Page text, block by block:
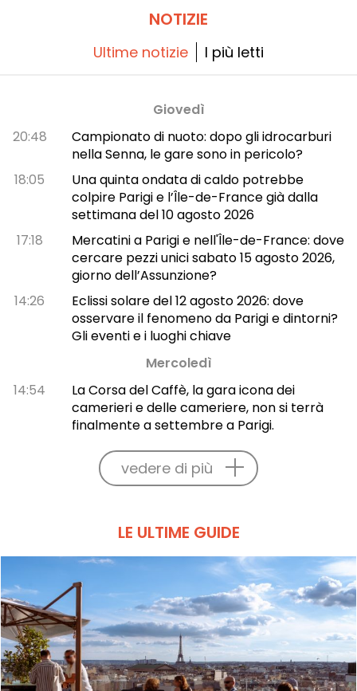
NOTIZIE
Ultime notizie I più letti
Giovedì
20:48
Campionato di nuoto: dopo gli idrocarburi
nella Senna, le gare sono in pericolo?
18:05
Una quinta ondata di caldo potrebbe
colpire Parigi e l’Île-de-France già dalla
settimana del 10 agosto 2026
17:18
Mercatini a Parigi e nell'Île-de-France: dove
cercare pezzi unici sabato 15 agosto 2026,
giorno dell’Assunzione?
14:26
Eclissi solare del 12 agosto 2026: dove
osservare il fenomeno da Parigi e dintorni?
Gli eventi e i luoghi chiave
Mercoledì
14:54
La Corsa del Caffè, la gara icona dei
camerieri e delle cameriere, non si terrà
finalmente a settembre a Parigi.
vedere di più
LE ULTIME GUIDE